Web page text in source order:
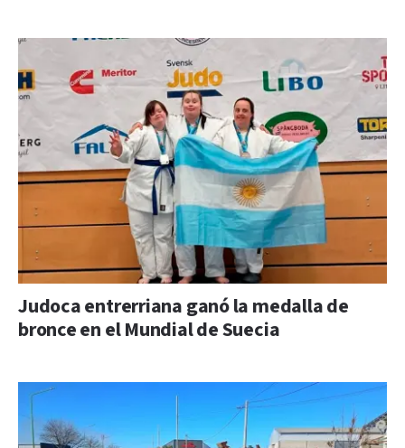
Judoca entrerriana ganó la medalla de
bronce en el Mundial de Suecia